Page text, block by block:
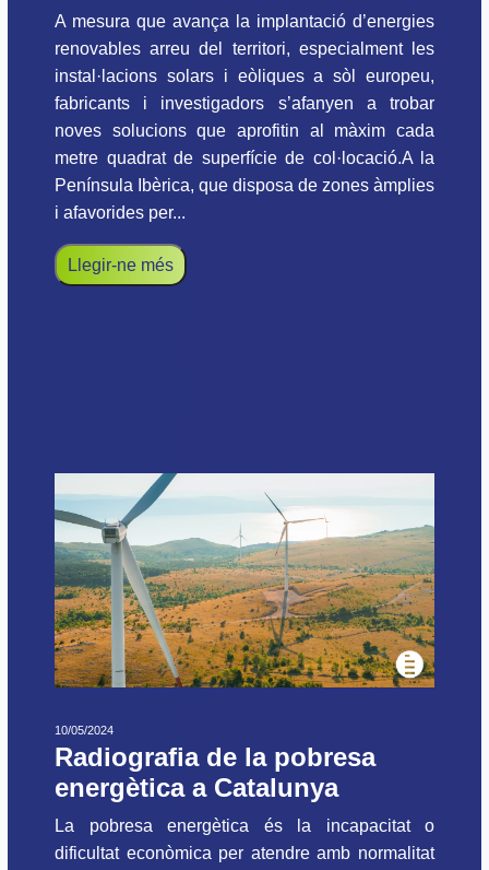
A mesura que avança la implantació d’energies
renovables arreu del territori, especialment les
instal·lacions solars i eòliques a sòl europeu,
fabricants i investigadors s’afanyen a trobar
noves solucions que aprofitin al màxim cada
metre quadrat de superfície de col·locació.A la
Península Ibèrica, que disposa de zones àmplies
i afavorides per...
Llegir-ne més
10/05/2024
Radiografia de la pobresa
energètica a Catalunya
La pobresa energètica és la incapacitat o
dificultat econòmica per atendre amb normalitat